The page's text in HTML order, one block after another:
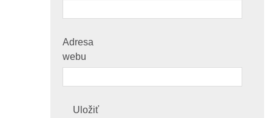
Adresa
webu
Uložiť